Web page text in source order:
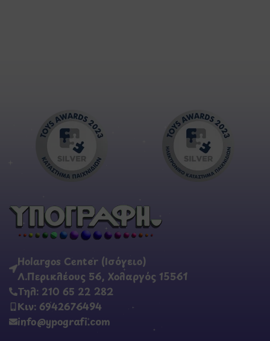
Holargos Center (Ισόγειο)
Λ.Περικλέους 56, Χολαργός 15561
Τηλ: 210 65 22 282
Κιν: 6942676494
info@ypografi.com